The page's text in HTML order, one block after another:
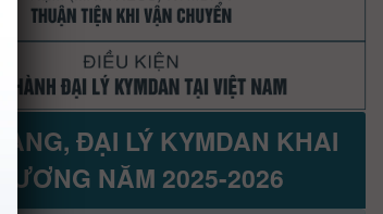
ĐẠI LÝ KYMDAN KHAI
NĂM 2025-2026